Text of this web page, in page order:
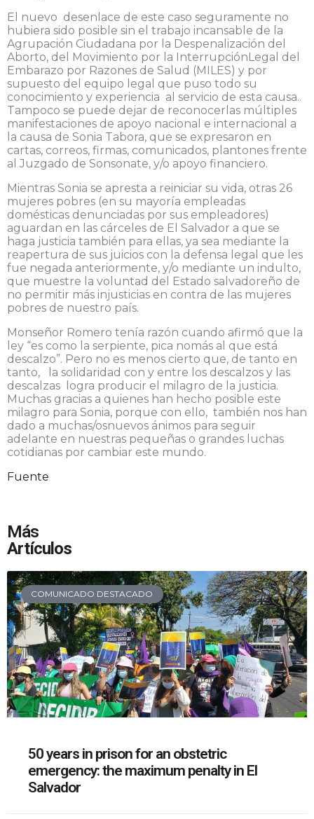
El nuevo desenlace de este caso seguramente no
hubiera sido posible sin el trabajo incansable de la
Agrupación Ciudadana por la Despenalización del
Aborto, del Movimiento por la InterrupciónLegal del
Embarazo por Razones de Salud (MILES) y por
supuesto del equipo legal que puso todo su
conocimiento y experiencia al servicio de esta causa..
Tampoco se puede dejar de reconocerlas múltiples
manifestaciones de apoyo nacional e internacional a
la causa de Sonia Tabora, que se expresaron en
cartas, correos, firmas, comunicados, plantones frente
al Juzgado de Sonsonate, y/o apoyo financiero.
Mientras Sonia se apresta a reiniciar su vida, otras 26
mujeres pobres (en su mayoría empleadas
domésticas denunciadas por sus empleadores)
aguardan en las cárceles de El Salvador a que se
haga justicia también para ellas, ya sea mediante la
reapertura de sus juicios con la defensa legal que les
fue negada anteriormente, y/o mediante un indulto,
que muestre la voluntad del Estado salvadoreño de
no permitir más injusticias en contra de las mujeres
pobres de nuestro país.
Monseñor Romero tenía razón cuando afirmó que la
ley “es como la serpiente, pica nomás al que está
descalzo”. Pero no es menos cierto que, de tanto en
tanto, la solidaridad con y entre los descalzos y las
descalzas logra producir el milagro de la justicia.
Muchas gracias a quienes han hecho posible este
milagro para Sonia, porque con ello, también nos han
dado a muchas/osnuevos ánimos para seguir
adelante en nuestras pequeñas o grandes luchas
cotidianas por cambiar este mundo.
Fuente
Más
Artículos
COMUNICADO DESTACADO
50 years in prison for an obstetric
emergency: the maximum penalty in El
Salvador